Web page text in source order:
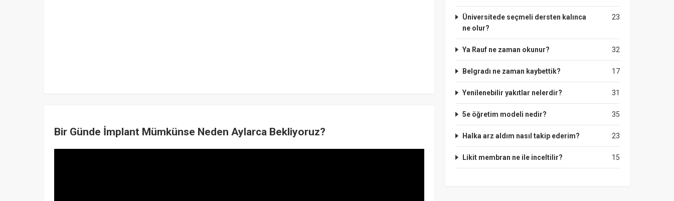
Bir Günde İmplant Mümkünse Neden Aylarca Bekliyoruz?
23
Üniversitede seçmeli dersten kalınca
ne olur?
32
Ya Rauf ne zaman okunur?
17
Belgradı ne zaman kaybettik?
31
Yenilenebilir yakıtlar nelerdir?
35
5e öğretim modeli nedir?
23
Halka arz aldım nasıl takip ederim?
15
Likit membran ne ile inceltilir?